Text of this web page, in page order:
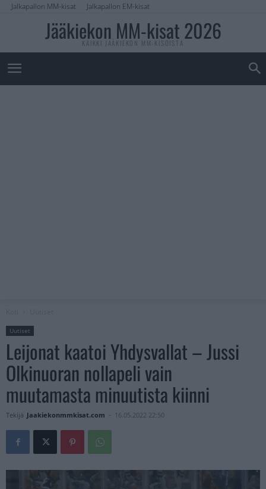
Jalkapallon MM-kisat Jalkapallon EM-kisat
Jääkiekon MM-kisat 2026
KAIKKI JÄÄKIEKON MM-KISOISTA
Uutiset
Leijonat kaatoi Yhdysvallat – Jussi
Olkinuoran nollapeli vain
muutamasta minuutista kiinni
Tekijä Jaakiekonmmkisat.com - 16.05.2022 22:50